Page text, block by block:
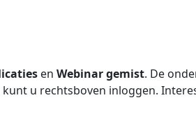
en Webinar gemist. De
u rechtsboven inloggen.